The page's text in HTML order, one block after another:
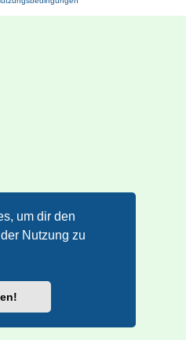
um dir den
Nutzung zu